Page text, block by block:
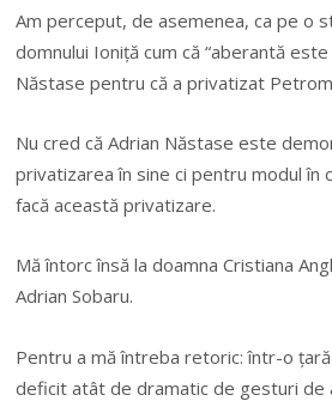
Am perceput, de asemenea, ca pe o
domnului Ioniță cum că “aberantă
Năstase pentru că a privatizat
Nu cred că Adrian Năstase este
privatizarea în sine ci pentru modul în
facă această privatizare.
Mă întorc însă la doamna Cristiana
Adrian Sobaru.
Pentru a mă întreba retoric: într-o
deficit atât de dramatic de gesturi de